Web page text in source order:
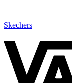
Skechers